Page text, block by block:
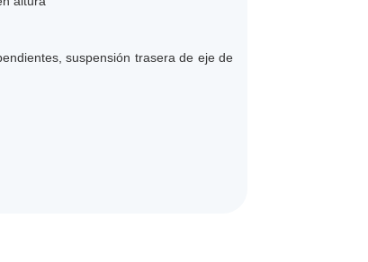
suspensión trasera de eje de